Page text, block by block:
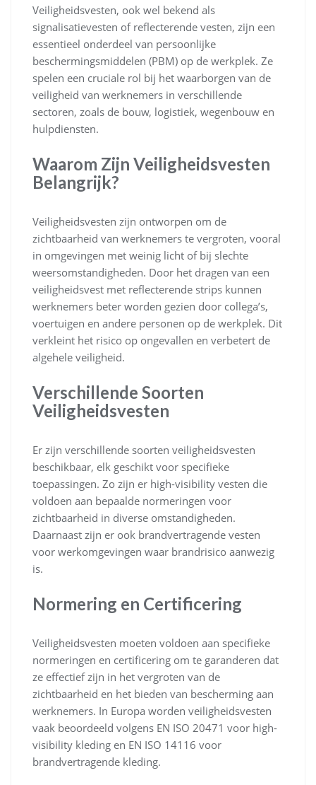
Veiligheidsvesten, ook wel bekend als
signalisatievesten of reflecterende vesten, zijn een
essentieel onderdeel van persoonlijke
beschermingsmiddelen (PBM) op de werkplek. Ze
spelen een cruciale rol bij het waarborgen van de
veiligheid van werknemers in verschillende
sectoren, zoals de bouw, logistiek, wegenbouw en
hulpdiensten.
Waarom Zijn Veiligheidsvesten
Belangrijk?
Veiligheidsvesten zijn ontworpen om de
zichtbaarheid van werknemers te vergroten, vooral
in omgevingen met weinig licht of bij slechte
weersomstandigheden. Door het dragen van een
veiligheidsvest met reflecterende strips kunnen
werknemers beter worden gezien door collega’s,
voertuigen en andere personen op de werkplek. Dit
verkleint het risico op ongevallen en verbetert de
algehele veiligheid.
Verschillende Soorten
Veiligheidsvesten
Er zijn verschillende soorten veiligheidsvesten
beschikbaar, elk geschikt voor specifieke
toepassingen. Zo zijn er high-visibility vesten die
voldoen aan bepaalde normeringen voor
zichtbaarheid in diverse omstandigheden.
Daarnaast zijn er ook brandvertragende vesten
voor werkomgevingen waar brandrisico aanwezig
is.
Normering en Certificering
Veiligheidsvesten moeten voldoen aan specifieke
normeringen en certificering om te garanderen dat
ze effectief zijn in het vergroten van de
zichtbaarheid en het bieden van bescherming aan
werknemers. In Europa worden veiligheidsvesten
vaak beoordeeld volgens EN ISO 20471 voor high-
visibility kleding en EN ISO 14116 voor
brandvertragende kleding.